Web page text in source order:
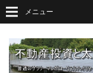
メニュー